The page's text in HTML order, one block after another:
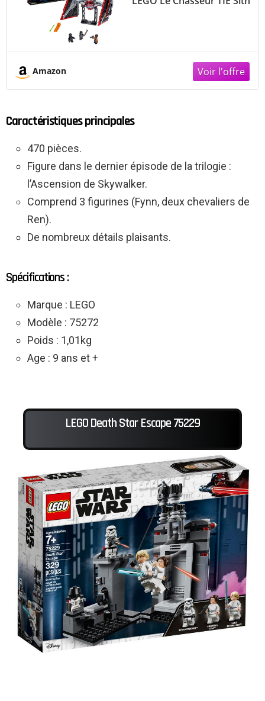
Amazon
Caractéristiques principales
470 pièces.
Figure dans le dernier épisode de la trilogie :
l’Ascension de Skywalker.
Comprend 3 figurines (Fynn, deux chevaliers de
Ren).
De nombreux détails plaisants.
Spécifications :
Marque : LEGO
Modèle : 75272
Poids : 1,01kg
Age : 9 ans et +
LEGO Death Star Escape 75229